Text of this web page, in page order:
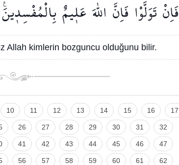
فَاِنْتَوَلَّوْا فَاِنَّ اللّٰهَ عَل۪يمٌبِالْمُفْسِد۪ينَ۟
Allah kimlerin bozguncu olduğunu bilir.
10 11 12 13 14 15 16 17
26 27 28 29 30 31 32
41 42 43 44 45 46 47
56 57 58 59 60 61 62